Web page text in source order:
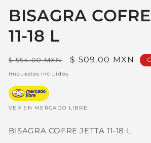
modal
BISAGRA
11-18 L
Precio
habitual
$ 554.00 MXN
Precio
$ 509.00 MXN
Impuestos incluidos.
VER EN MERCADO LIBRE
BISAGRA COFRE JETTA 11-18 L